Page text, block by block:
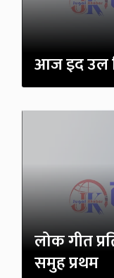
आज इद उल
लोक गीत
समुह प्रथम